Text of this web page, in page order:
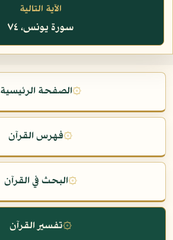
الآية التالية
سورة يونس، ٧٤
۞الصفحة الرئيسية
۞فهرس القرآن
۞البحث في القرآن
۞تفسير القرآن